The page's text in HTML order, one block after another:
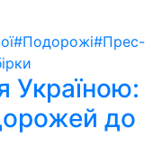
#Подорожі#Прес-
Україною:
до